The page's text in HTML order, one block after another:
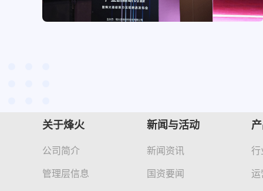
关于烽火
公司简介
管理层信息
新闻与活动
新闻资讯
国资要闻
行
运